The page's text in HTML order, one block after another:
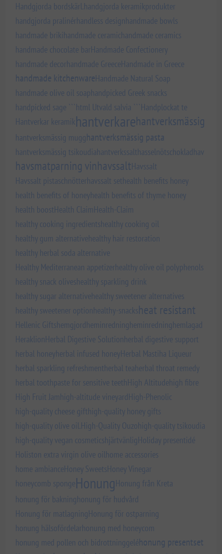
Handgjorda bordskärl.handgjorda keramikprodukter
handgjorda pralinérhandless designhandmade bowls
handmade briki handmade ceramichandmade ceramics
handmade chocolate barHandmade Confectionery
handmade decorhandmade GreeceHandmade in Greece
handmade kitchenwareHandmade Natural Soap
handmade olive oil soaphandpicked Greek snacks
handpicked sage ```html Utvald salvia ```Handplockat te
Hantverkar keramikhantverkarehantverksmässig
hantverksmässig mugghantverksmässig pasta
hantverksmässig tsikoudiahantverkssalthasselnötschokladhav
havsmatparning vinhavssaltHavssalt
Havssalt pistaschnötterhavssalt sethealth benefits honey
health benefits of honeyhealth benefits of thyme honey
health boostHealth Claim Health-Claim
healthy cooking ingredientshealthy cooking oil
healthy gum alternativehealthy hair restoration
healthy herbal soda alternative
Healthy Mediterranean appetizerhealthy olive oil polyphenols
healthy snack oliveshealthy sparkling drink
healthy sugar alternativehealthy sweetener alternatives
healthy sweetener optionhealthy-snacksheat resistant
Hellenic Giftshemgjordheminredningheminredninghemlagad
HeraklionHerbal Digestive Solutionherbal digestive support
herbal honeyherbal infused honeyHerbal Mastiha Liqueur
herbal sparkling refreshmentherbal teaherbal throat remedy
herbal toothpaste for sensitive teethHigh Altitudehigh fibre
High Fruit Jamhigh-altitude vineyardHigh-Phenolic
high-quality cheese gifthigh-quality honey gifts
high-quality olive oil.High-Quality Ouzohigh-quality tsikoudia
high-quality vegan cosmeticshjärtvänligHoliday presentidé
Holiston extra virgin olive oilhome accessories
home ambianceHoney SweetsHoney Vinegar
honeycomb spongeHonungHonung från Kreta
honung för bakninghonung för hudvård
Honung för matlagningHonung för ostparning
honung hälsofördelarhonung med honeycom
honung med pollen och bidrottninggeléhonung presentset